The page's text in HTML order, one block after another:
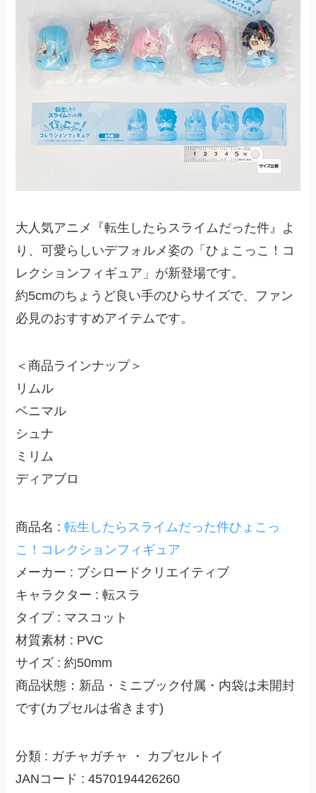
大人気アニメ『転生したらスライムだった件』よ
り、可愛らしいデフォルメ姿の「ひょこっこ！コ
レクションフィギュア」が新登場です。
約5cmのちょうど良い手のひらサイズで、ファン
必見のおすすめアイテムです。
＜商品ラインナップ＞
リムル
ベニマル
シュナ
ミリム
ディアブロ
商品名 :転生したらスライムだった件ひょこっ
こ！コレクションフィギュア
メーカー : ブシロードクリエイティブ
キャラクター : 転スラ
タイプ : マスコット
材質素材 : PVC
サイズ : 約50mm
商品状態：新品・ミニブック付属・内袋は未開封
です(カプセルは省きます)
分類 : ガチャガチャ ・ カプセルトイ
JANコード : 4570194426260